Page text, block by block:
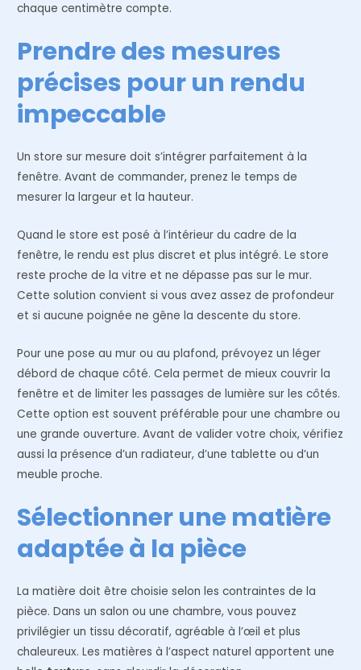
chaque centimètre compte.
Prendre des mesures
précises pour un rendu
impeccable
Un store sur mesure doit s’intégrer parfaitement à la
fenêtre. Avant de commander, prenez le temps de
mesurer la largeur et la hauteur.
Quand le store est posé à l’intérieur du cadre de la
fenêtre, le rendu est plus discret et plus intégré. Le store
reste proche de la vitre et ne dépasse pas sur le mur.
Cette solution convient si vous avez assez de profondeur
et si aucune poignée ne gêne la descente du store.
Pour une pose au mur ou au plafond, prévoyez un léger
débord de chaque côté. Cela permet de mieux couvrir la
fenêtre et de limiter les passages de lumière sur les côtés.
Cette option est souvent préférable pour une chambre ou
une grande ouverture. Avant de valider votre choix, vérifiez
aussi la présence d’un radiateur, d’une tablette ou d’un
meuble proche.
Sélectionner une matière
adaptée à la pièce
La matière doit être choisie selon les contraintes de la
pièce. Dans un salon ou une chambre, vous pouvez
privilégier un tissu décoratif, agréable à l’œil et plus
chaleureux. Les matières à l’aspect naturel apportent une